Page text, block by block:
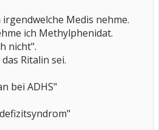
Medis nehme.
ich Methylphenidat.
nicht".
Ritalin sei.
bei ADHS"